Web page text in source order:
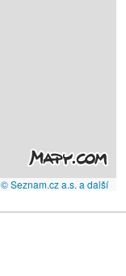
© Seznam.cz a.s. a další